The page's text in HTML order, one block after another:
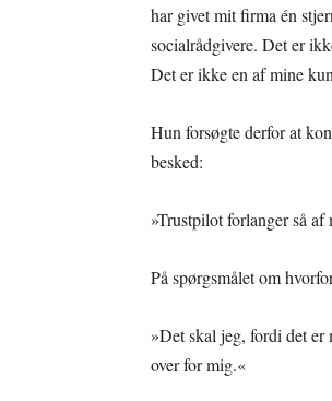
har givet mit firma én
socialrådgivere. Det er
Det er ikke en af mine
Hun forsøgte derfor at
besked:
»Trustpilot forlanger så
På spørgsmålet om
»Det skal jeg, fordi det er
over for mig.«